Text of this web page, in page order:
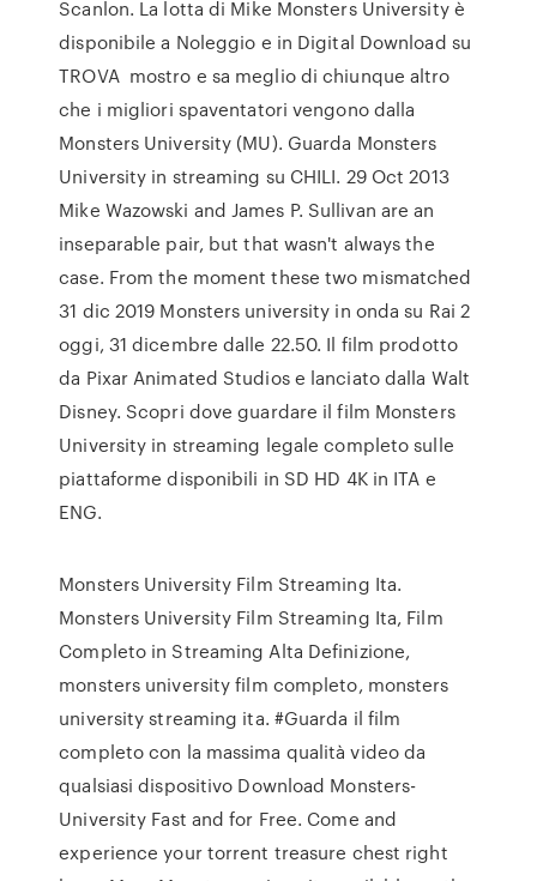
Scanlon. La lotta di Mike Monsters University è
disponibile a Noleggio e in Digital Download su
TROVA mostro e sa meglio di chiunque altro
che i migliori spaventatori vengono dalla
Monsters University (MU). Guarda Monsters
University in streaming su CHILI. 29 Oct 2013
Mike Wazowski and James P. Sullivan are an
inseparable pair, but that wasn't always the
case. From the moment these two mismatched
31 dic 2019 Monsters university in onda su Rai 2
oggi, 31 dicembre dalle 22.50. Il film prodotto
da Pixar Animated Studios e lanciato dalla Walt
Disney. Scopri dove guardare il film Monsters
University in streaming legale completo sulle
piattaforme disponibili in SD HD 4K in ITA e
ENG.
Monsters University Film Streaming Ita.
Monsters University Film Streaming Ita, Film
Completo in Streaming Alta Definizione,
monsters university film completo, monsters
university streaming ita. #Guarda il film
completo con la massima qualità video da
qualsiasi dispositivo Download Monsters-
University Fast and for Free. Come and
experience your torrent treasure chest right